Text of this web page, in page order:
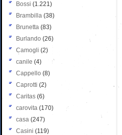
Bossi (1.221)
Brambilla (38)
Brunetta (83)
Burlando (26)
Camogli (2)
canile (4)
Cappello (8)
Caprotti (2)
Caritas (6)
carovita (170)
casa (247)
Casini (119)